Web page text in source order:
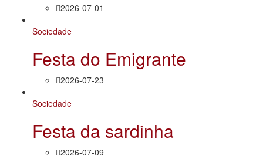
2026-07-01
Sociedade
Festa do Emigrante
2026-07-23
Sociedade
Festa da sardinha
2026-07-09